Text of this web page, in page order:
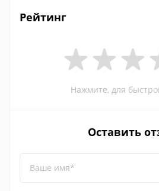
Рейтинг
Нажмите, для
Оставить
Ваше имя*